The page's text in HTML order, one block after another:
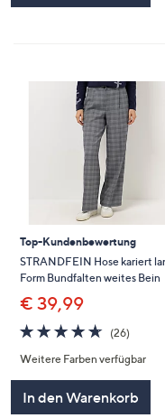
Top-Kundenbewertung
STRANDFEIN Hose kariert
Form Bundfalten weites Bein
€ 39,99
4.6
von
5
(26)
Weitere Farben verfügbar
In den Warenkorb